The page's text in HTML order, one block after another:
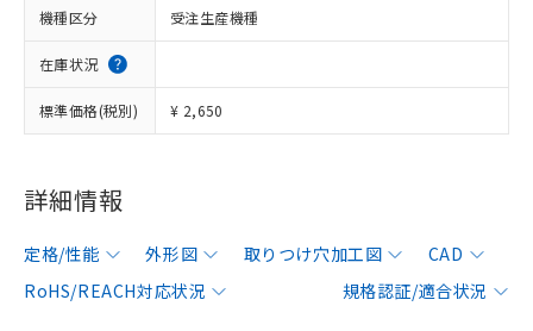
機種区分 受注生産機種
在庫状況
標準価格(税別) ¥ 2,650
詳細情報
定格/性能 外形図 取りつけ穴加工図
CAD
RoHS/REACH対応状況
規格認証/適合状況